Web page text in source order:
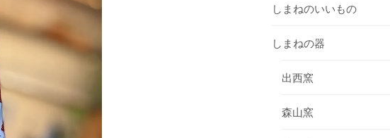
しまねのいいもの
しまねの器
出西窯
森山窯